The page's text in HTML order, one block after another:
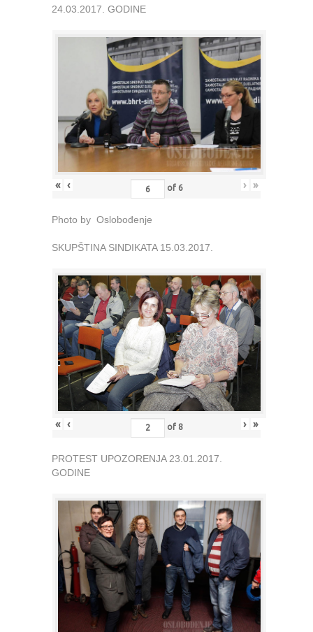
24.03.2017. GODINE
« ‹ of 6 › »
Photo by Oslobođenje
SKUPŠTINA SINDIKATA 15.03.2017.
« ‹ of 8 › »
PROTEST UPOZORENJA 23.01.2017.
GODINE